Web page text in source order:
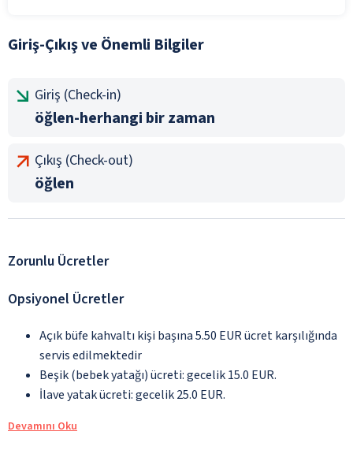
Giriş-Çıkış ve Önemli Bilgiler
Giriş (Check-in)
öğlen-herhangi bir zaman
Çıkış (Check-out)
öğlen
Zorunlu Ücretler
Opsiyonel Ücretler
Açık büfe kahvaltı kişi başına 5.50 EUR ücret karşılığında
servis edilmektedir
Beşik (bebek yatağı) ücreti: gecelik 15.0 EUR.
İlave yatak ücreti: gecelik 25.0 EUR.
Devamını Oku